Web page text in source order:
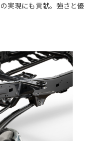
実現にも貢献。強さと優